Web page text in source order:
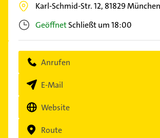
Karl-Schmid-Str. 12, 81829München
GeöffnetSchließt um 18:00
Anrufen
E-Mail
Website
Route